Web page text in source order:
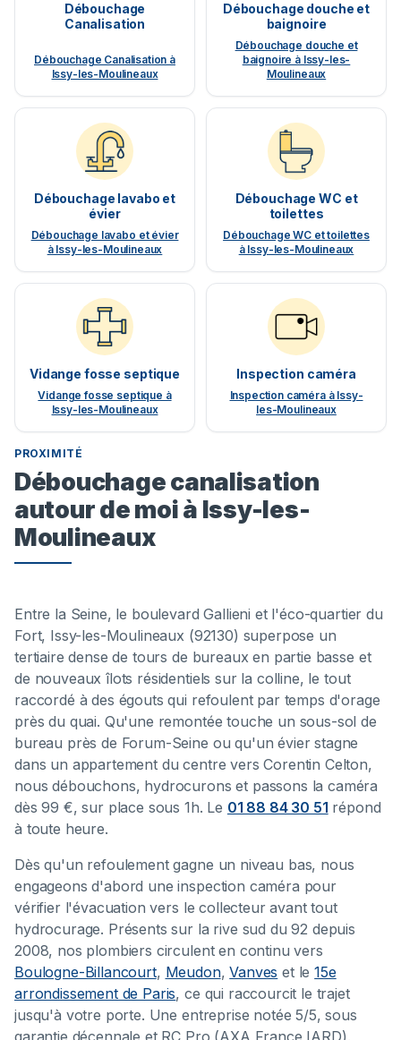
Débouchage
Canalisation
Débouchage Canalisation à
Issy-les-Moulineaux
Débouchage douche et
baignoire
Débouchage douche et
baignoire à Issy-les-
Moulineaux
Débouchage lavabo et
évier
Débouchage lavabo et évier
à Issy-les-Moulineaux
Débouchage WC et
toilettes
Débouchage WC et toilettes
à Issy-les-Moulineaux
Vidange fosse septique
Vidange fosse septique à
Issy-les-Moulineaux
Inspection caméra
Inspection caméra à Issy-
les-Moulineaux
PROXIMITÉ
Débouchage canalisation
autour de moi à Issy-les-
Moulineaux
Entre la Seine, le boulevard Gallieni et l'éco-quartier du
Fort, Issy-les-Moulineaux (92130) superpose un
tertiaire dense de tours de bureaux en partie basse et
de nouveaux îlots résidentiels sur la colline, le tout
raccordé à des égouts qui refoulent par temps d'orage
près du quai. Qu'une remontée touche un sous-sol de
bureau près de Forum-Seine ou qu'un évier stagne
dans un appartement du centre vers Corentin Celton,
nous débouchons, hydrocurons et passons la caméra
dès 99 €, sur place sous 1h. Le 01 88 84 30 51 répond
à toute heure.
Dès qu'un refoulement gagne un niveau bas, nous
engageons d'abord une inspection caméra pour
vérifier l'évacuation vers le collecteur avant tout
hydrocurage. Présents sur la rive sud du 92 depuis
2008, nos plombiers circulent en continu vers
Boulogne-Billancourt, Meudon,Vanves et le15e
arrondissement de Paris, ce qui raccourcit le trajet
jusqu'à votre porte. Une entreprise notée 5/5, sous